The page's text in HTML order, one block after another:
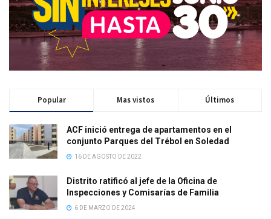
Popular Mas vistos Últimos
ACF inició entrega de apartamentos en el
conjunto Parques del Trébol en Soledad
16 DE AGOSTO DE 2022
Distrito ratificó al jefe de la Oficina de
Inspecciones y Comisarías de Familia
6 DE MARZO DE 2024